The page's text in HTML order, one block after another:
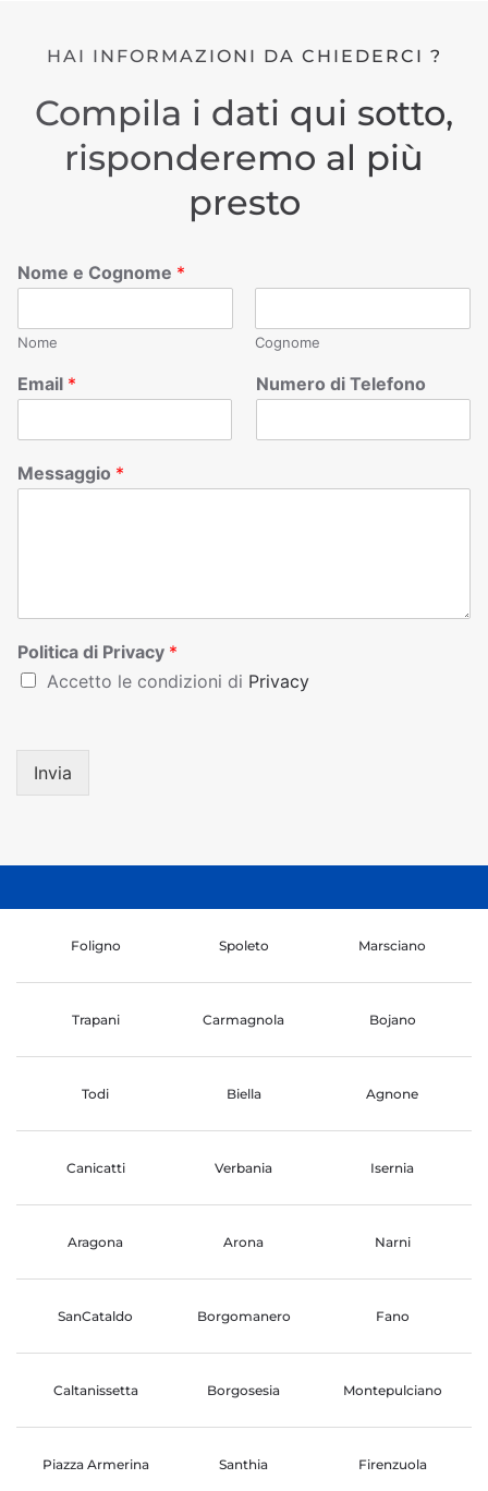
HAI INFORMAZIONI DA CHIEDERCI ?
Compila i dati qui sotto,
risponderemo al più
presto
Nome e Cognome *
Nome Cognome
Email * Numero di Telefono
Messaggio *
Politica di Privacy *
Accetto le condizioni di Privacy
Invia
Foligno Spoleto Marsciano
Trapani Carmagnola Bojano
Todi Biella Agnone
Canicatti Verbania Isernia
Aragona Arona Narni
SanCataldo Borgomanero Fano
Caltanissetta Borgosesia Montepulciano
Piazza Armerina Santhia Firenzuola